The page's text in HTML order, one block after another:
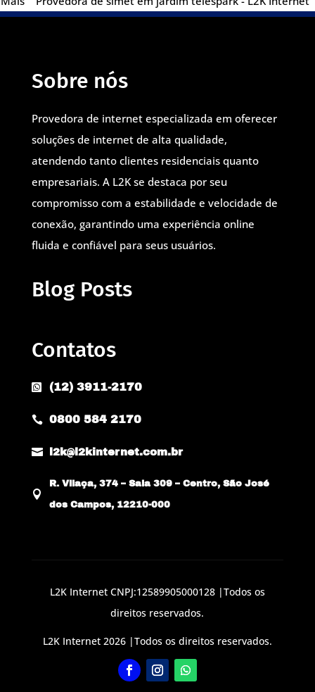
Sobre nós
Provedora de internet especializada em oferecer
soluções de internet de alta qualidade,
atendendo tanto clientes residenciais quanto
empresariais. A L2K se destaca por seu
compromisso com a estabilidade e velocidade de
conexão, garantindo uma experiência online
fluida e confiável para seus usuários.
Blog Posts
Contatos
 (12) 3911-2170
 0800 584 2170
 l2k@l2kinternet.com.br

R. Vilaça, 374 – Sala 309 – Centro, São José
dos Campos, 12210-000
L2K Internet CNPJ:12589905000128 |Todos os
direitos reservados.
L2K Internet 2026 |Todos os direitos reservados.